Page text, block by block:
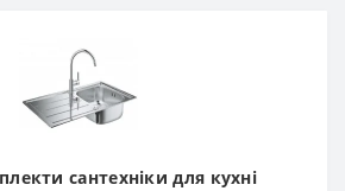
сантехніки для кухні